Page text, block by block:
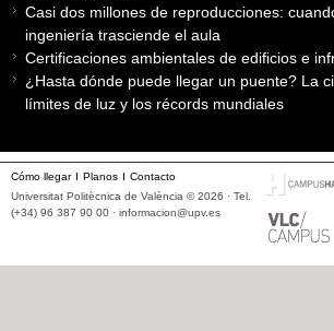
Casi dos millones de reproducciones:
ingeniería trasciende el aula
Certificaciones ambientales de edificios e
¿Hasta dónde puede llegar un puente? La
límites de luz y los récords mundiales
Cómo llegar Planos
Contacto
Universitat Politècnica de València © 2026 · Tel.
(+34) 96 387 90 00 · informacion@upv.es